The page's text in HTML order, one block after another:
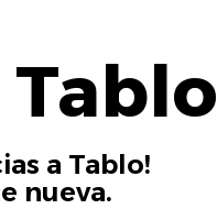
a Tablo!
nueva.